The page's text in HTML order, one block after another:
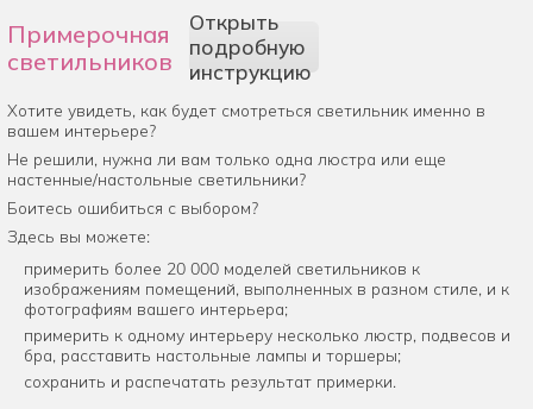
Примерочная
светильников
Открыть
подробную
инструкцию
Хотите увидеть, как будет смотреться светильник именно в
вашем интерьере?
Не решили, нужна ли вам только одна люстра или еще
настенные/настольные светильники?
Боитесь ошибиться с выбором?
Здесь вы можете:
примерить более 20 000 моделей светильников к
изображениям помещений, выполненных в разном стиле, и к
фотографиям вашего интерьера;
примерить к одному интерьеру несколько люстр, подвесов и
бра, расставить настольные лампы и торшеры;
сохранить и распечатать результат примерки.